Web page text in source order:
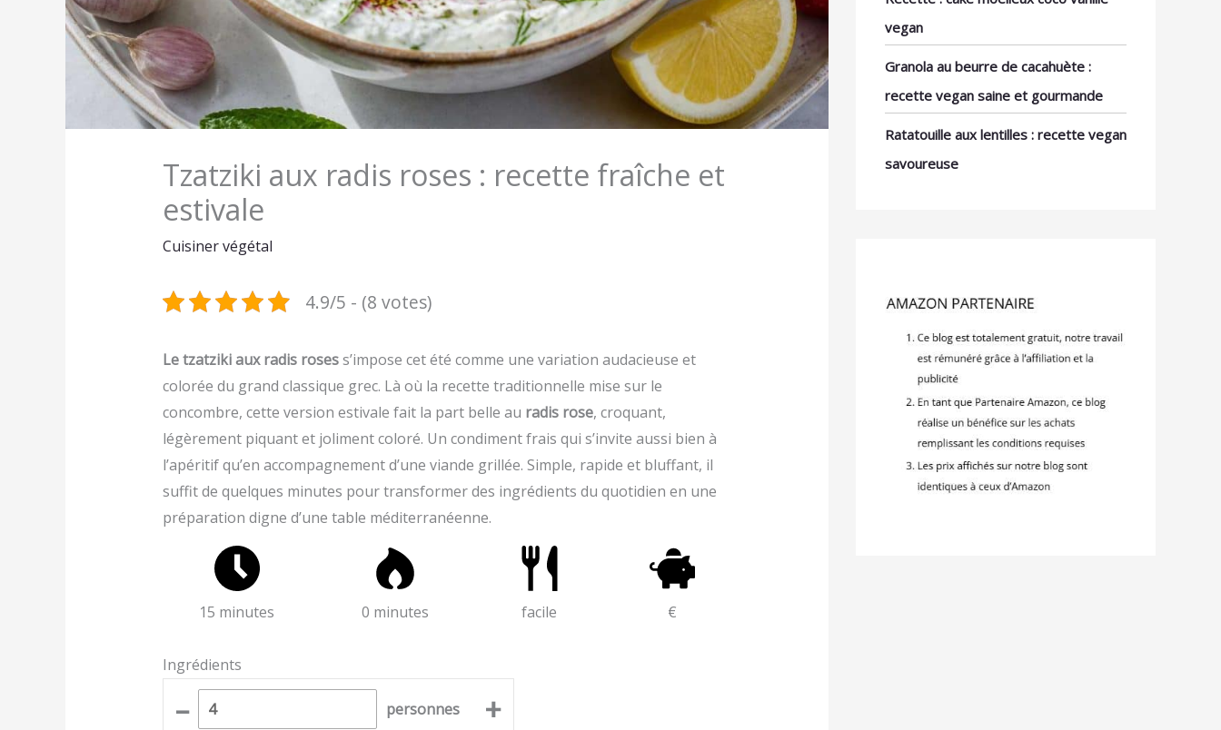
Tzatziki aux radis roses : recette fraîche et
estivale
Cuisiner végétal
4.9/5 - (8 votes)
Le tzatziki aux radis rosess’impose cet été comme une variation audacieuse et
colorée du grand classique grec. Là où la recette traditionnelle mise sur le
concombre, cette version estivale fait la part belle au radis rose, croquant,
légèrement piquant et joliment coloré. Un condiment frais qui s’invite aussi bien à
l’apéritif qu’en accompagnement d’une viande grillée. Simple, rapide et bluffant, il
suffit de quelques minutes pour transformer des ingrédients du quotidien en une
préparation digne d’une table méditerranéenne.
15 minutes 0 minutes facile €
Ingrédients
– personnes +
vegan
Granola au beurre de cacahuète :
recette vegan saine et gourmande
Ratatouille aux lentilles : recette vegan
savoureuse